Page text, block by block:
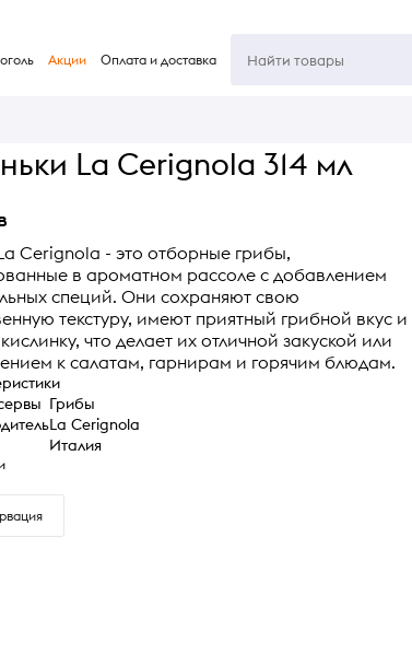
Акции Оплата и доставка
La Cerignola 314 мл
Cerignola - это отборные грибы,
в ароматном рассоле с добавлением
специй. Они сохраняют свою
текстуру, имеют приятный грибной вкус и
что делает их отличной закуской или
к салатам, гарнирам и горячим блюдам.
Грибы
La Cerignola
Италия